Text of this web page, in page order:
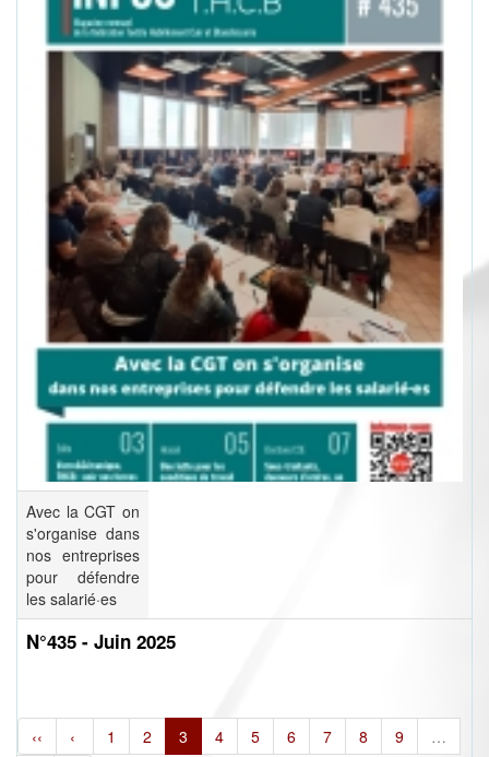
Avec la CGT on
s'organise dans
nos entreprises
pour défendre
les salarié·es
N°435 - Juin 2025
‹‹ ‹ 1 2 3 4 5 6 7 8 9 …